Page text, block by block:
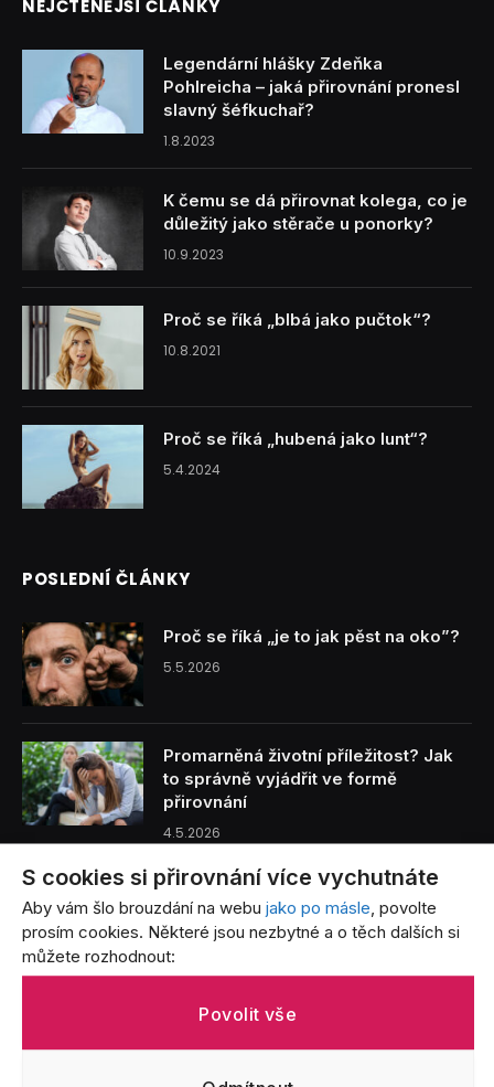
S cookies si přirovnání více vychutnáte
Aby vám šlo brouzdání na webu jako po másle , povolte
prosím cookies. Některé jsou nezbytné a o těch dalších si
můžete rozhodnout:
Povolit vše
NEJČTENĚJŠÍ ČLÁNKY
Legendární hlášky Zdeňka
Pohlreicha – jaká přirovnání pronesl
slavný šéfkuchař?
1.8.2023
K čemu se dá přirovnat kolega, co je
důležitý jako stěrače u ponorky?
10.9.2023
Proč se říká „blbá jako pučtok“?
10.8.2021
Proč se říká „hubená jako lunt“?
5.4.2024
POSLEDNÍ ČLÁNKY
Proč se říká „je to jak pěst na oko”?
5.5.2026
Promarněná životní příležitost? Jak
to správně vyjádřit ve formě
přirovnání
4.5.2026
Benzín je tak drahý, že… Přirovnání,
která vystihují bolest každého řidiče
3.5.2026
Život s batoletem v přirovnáních: Od